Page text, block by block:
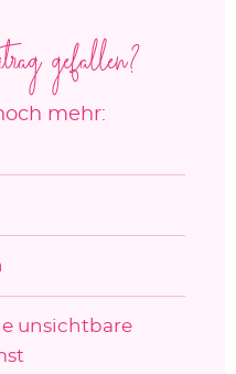
gefallen?
mehr:
unsichtbare